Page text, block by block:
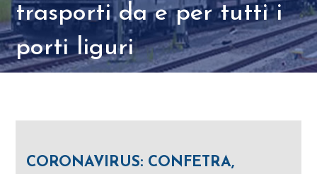
trasporti da e per tutti i
porti liguri
CORONAVIRUS: CONFETRA,